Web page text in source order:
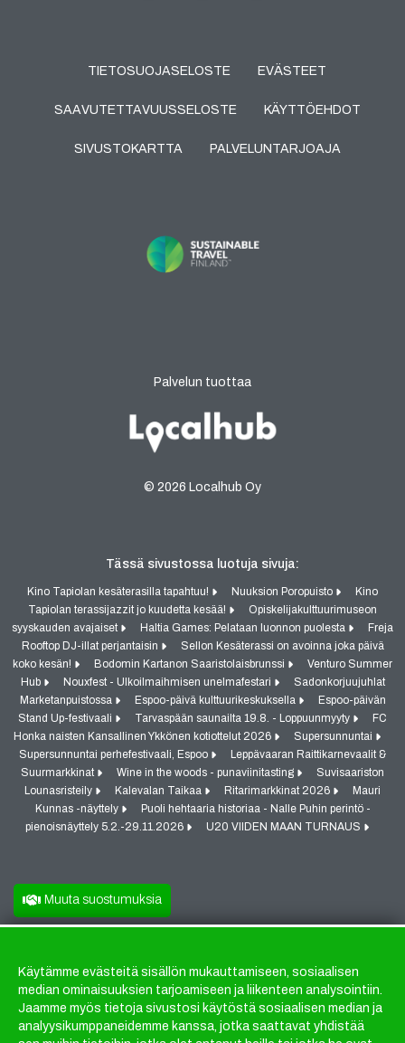
TIETOSUOJASELOSTE EVÄSTEET
SAAVUTETTAVUUSSELOSTE KÄYTTÖEHDOT
SIVUSTOKARTTA PALVELUNTARJOAJA
Palvelun tuottaa
© 2026 Localhub Oy
Tässä sivustossa luotuja sivuja:
Kino Tapiolan kesäterasilla tapahtuu! Nuuksion Poropuisto
Kino
Tapiolan terassijazzit jo kuudetta kesää!
Opiskelijakulttuurimuseon
syyskauden avajaiset
Haltia Games: Pelataan luonnon puolesta
Freja
Rooftop DJ-illat perjantaisin
Sellon Kesäterassi on avoinna joka päivä
koko kesän!
Bodomin Kartanon Saaristolaisbrunssi
Venturo Summer
Hub
Nouxfest - Ulkoilmaihmisen unelmafestari
Sadonkorjuujuhlat
Marketanpuistossa
Espoo-päivä kulttuurikeskuksella
Espoo-päivän
Stand Up-festivaali
Tarvaspään saunailta 19.8. - Loppuunmyyty
FC
Honka naisten Kansallinen Ykkönen kotiottelut 2026
Supersunnuntai
Supersunnuntai perhefestivaali, Espoo
Leppävaaran Raittikarnevaalit &
Suurmarkkinat
Wine in the woods - punaviinitasting
Suvisaariston
Lounasristeily
Kalevalan Taikaa Ritarimarkkinat 2026
Mauri
Kunnas -näyttely
Puoli hehtaaria historiaa - Nalle Puhin perintö -
pienoisnäyttely 5.2.-29.11.2026
U20 VIIDEN MAAN TURNAUS
Muuta suostumuksia
Evästeet
Käytämme evästeitä sisällön mukauttamiseen, sosiaalisen
median ominaisuuksien tarjoamiseen ja liikenteen analysointiin.
Jaamme myös tietoja sivustosi käytöstä sosiaalisen median ja
analyysikumppaneidemme kanssa, jotka saattavat yhdistää